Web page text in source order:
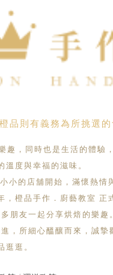
品則有義務為所挑選
，同時也是生活的體驗
溫度與幸福的滋味。
小的店舖開始，滿懷熱情
，橙品手作．廚藝教室 正
朋友一起分享烘焙的樂趣
，所細心醞釀而來，誠摯
逛逛。